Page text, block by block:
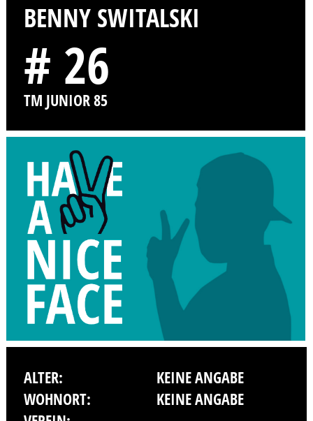
BENNY SWITALSKI
# 26
TM JUNIOR 85
ALTER:
KEINE ANGABE
WOHNORT:
KEINE ANGABE